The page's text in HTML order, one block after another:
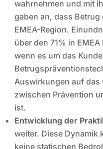
wahrnehmen und mit
gaben an, dass
EMEA-Region.
über den 71% in
wenn es um das
Auswirkungen auf das
zwischen Prävention
ist.
Entwicklung der
weiter. Diese Dynamik
keine statischen